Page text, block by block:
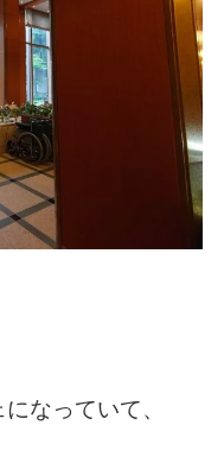
なっていて、